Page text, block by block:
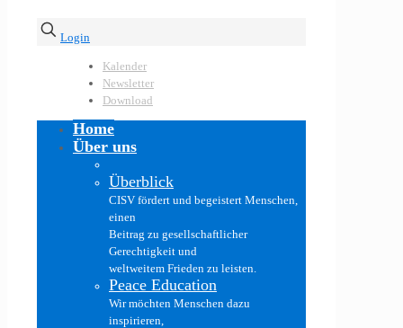
Login
Kalender
Newsletter
Download
Home
Über uns
Überblick
CISV fördert und begeistert Menschen,
einen
Beitrag zu gesellschaftlicher
Gerechtigkeit und
weltweitem Frieden zu leisten.
Peace Education
Wir möchten Menschen dazu
inspirieren,